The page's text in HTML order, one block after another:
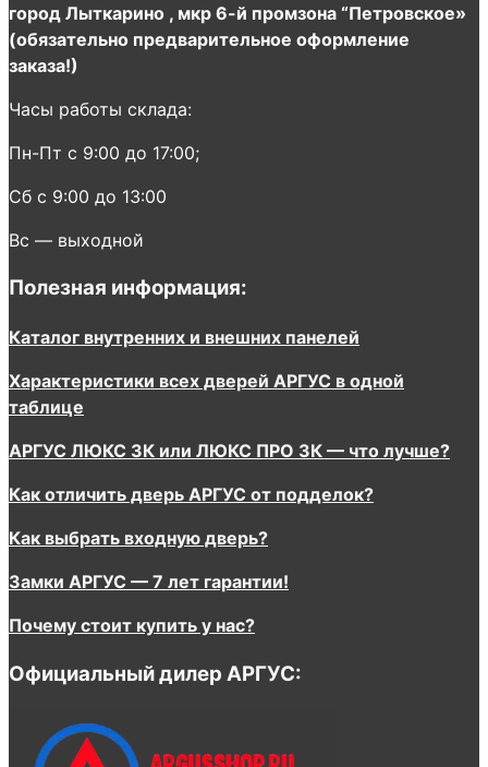
город Лыткарино , мкр 6-й промзона “Петровское»
(обязательно предварительное оформление
заказа!)
Часы работы склада:
Пн-Пт с 9:00 до 17:00;
Сб с 9:00 до 13:00
Вс — выходной
Полезная информация:
Каталог внутренних и внешних панелей
Характеристики всех дверей АРГУС в одной
таблице
АРГУС ЛЮКС 3К или ЛЮКС ПРО 3К — что лучше?
Как отличить дверь АРГУС от подделок?
Как выбрать входную дверь?
Замки АРГУС — 7 лет гарантии!
Почему стоит купить у нас?
Официальный дилер АРГУС: